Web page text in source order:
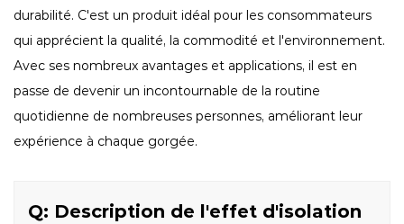
durabilité. C'est un produit idéal pour les consommateurs
qui apprécient la qualité, la commodité et l'environnement.
Avec ses nombreux avantages et applications, il est en
passe de devenir un incontournable de la routine
quotidienne de nombreuses personnes, améliorant leur
expérience à chaque gorgée.
Q: Description de l'effet d'isolation